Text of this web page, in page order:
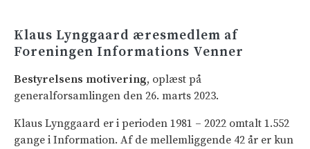
Klaus Lynggaard æresmedlem af
Foreningen Informations Venner
Bestyrelsens motivering, oplæst på
generalforsamlingen den 26. marts 2023.
Klaus Lynggaard er i perioden 1981 – 2022 omtalt 1.552
gange i Information. Af de mellemliggende 42 år er kun